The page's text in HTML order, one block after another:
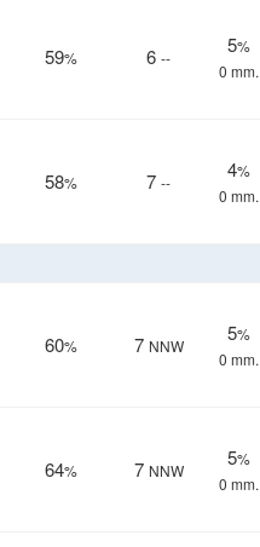
59% 6 --
5%
0 mm.
58% 7 --
4%
0 mm.
60% 7 NNW
5%
0 mm.
64% 7 NNW
5%
0 mm.